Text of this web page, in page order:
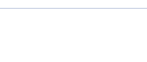
im GIS eine Klassifizierung der